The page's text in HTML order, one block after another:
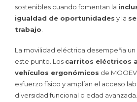
sostenibles cuando fomentan la
igualdad de oportunidades y la
trabajo
La movilidad eléctrica desempeña
este punto. Los carritos eléctricos
vehículos ergonómicos de
esfuerzo físico y amplían el acceso
diversidad funcional o edad